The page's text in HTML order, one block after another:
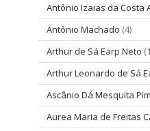
Antônio Izaias da Costa
Antônio Machado (4)
Arthur de Sá Earp Neto
Arthur Leonardo de Sá
Ascânio Dá Mesquita
Aurea Maria de Freitas